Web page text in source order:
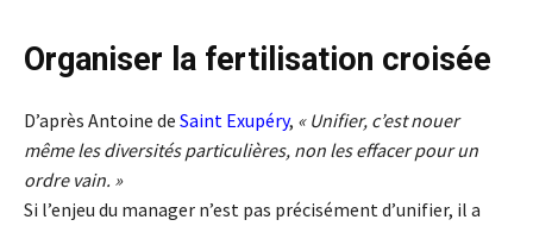
Organiser la fertilisation croisée
D’après Antoine de Saint Exupéry, « Unifier, c’est nouer
même les diversités particulières, non les effacer pour un
ordre vain. »
Si l’enjeu du manager n’est pas précisément d’unifier, il a